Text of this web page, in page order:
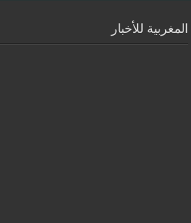
المغربية للأخبار